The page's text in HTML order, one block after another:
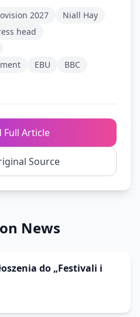
2027
Niall Hay
head
EBU
BBC
Full Article
Source
News
do „Festivali i